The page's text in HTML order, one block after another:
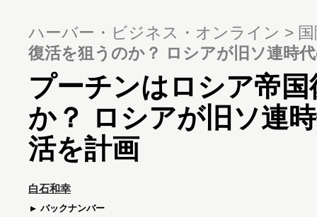
ハーバー・ビジネス・オンライン
復活を狙うのか？ ロシアが旧ソ連時
プーチンはロシア帝
か？ ロシアが旧ソ連
活を計画
白石和幸
バックナンバー